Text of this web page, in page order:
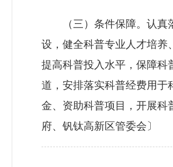
（三）条件保障。认真落
设，健全科普专业人才培养
提高科普投入水平，保障科
道，安排落实科普经费用于
金、资助科普项目，开展科
府、钒钛高新区管委会〕